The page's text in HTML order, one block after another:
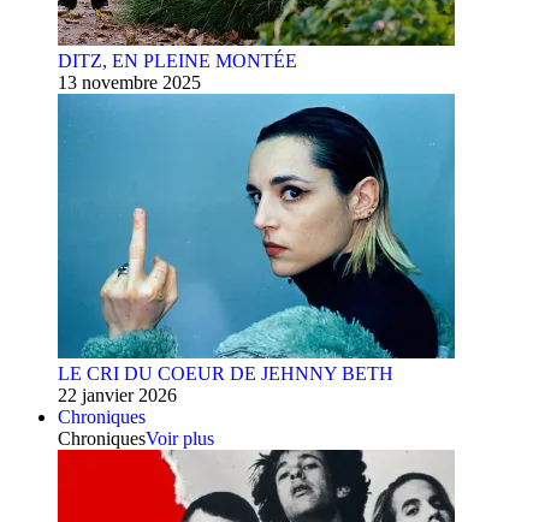
DITZ, EN PLEINE MONTÉE
13 novembre 2025
LE CRI DU COEUR DE JEHNNY BETH
22 janvier 2026
Chroniques
ChroniquesVoir plus